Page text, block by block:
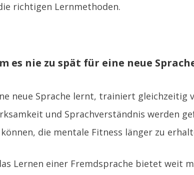
richtigen Lernmethoden.
es nie zu spät für eine neue
neue Sprache lernt, trainiert gleichzeitig
und Sprachverständnis werden
die mentale Fitness länger zu
Lernen einer Fremdsprache bietet weit